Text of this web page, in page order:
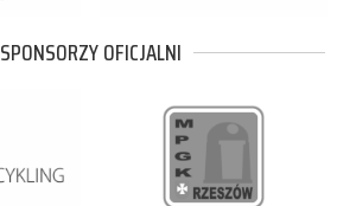
SPONSORZY OFICJALNI